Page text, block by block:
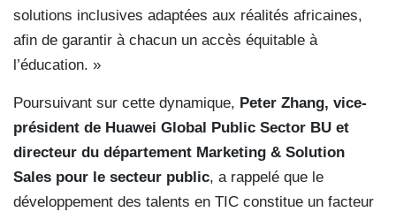
solutions inclusives adaptées aux réalités africaines,
afin de garantir à chacun un accès équitable à
l’éducation. »
Poursuivant sur cette dynamique, Peter Zhang, vice-
président de Huawei Global Public Sector BU et
directeur du département Marketing & Solution
Sales pour le secteur public, a rappelé que le
développement des talents en TIC constitue un facteur